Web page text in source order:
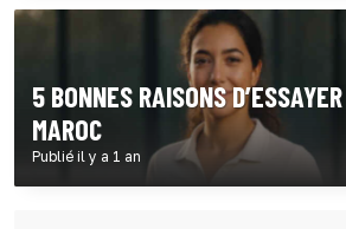
5 BONNES RAISONS
MAROC
Publié il y a 1 an